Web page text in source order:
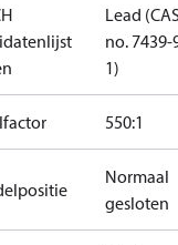
Lead
no. 7439-
1)
550:1
Normaal
gesloten